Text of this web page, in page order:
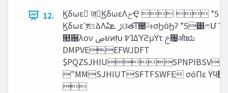
12.
Ϗδωε ٕज़ֵ৽͕ϏδωεΛ‫ݗ‬Ҿ   *5
Ϗδωεʹֶश‫ػ‬ձΛఏ‫ڙ‬ ‫ܧ‬ଓతͳ౤ࢿͱσϦόϦʔ *5͸ෆՄܽ *5͸ίΞ
௚઀λον ‫ڝ‬૪ͷܹԽ ߈ΊΔϓϩμΫτ ࢢ৔͕ओಋ
DMPVEEFWJDFT
$PQZSJHIU5PNPIBSV/
"MMSJHIUTSFTFSWFE σόΠε
